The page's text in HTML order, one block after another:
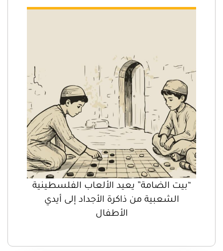
“بيت الضامة” يعيد الألعاب الفلسطينية
الشعبية من ذاكرة الأجداد إلى أيدي
الأطفال